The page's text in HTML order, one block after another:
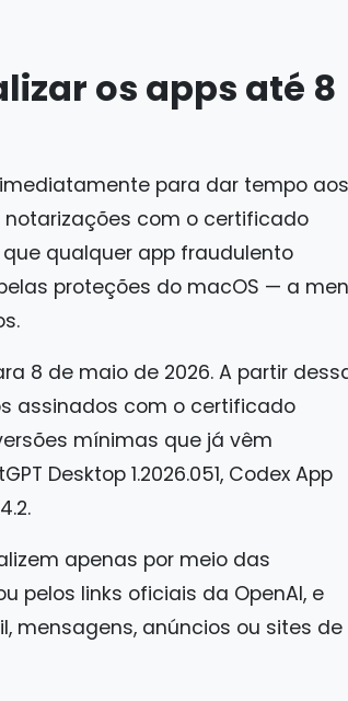
os apps até 8
para dar tempo aos
notarizações com o certificado
qualquer app fraudulento
proteções do macOS — a
8 de maio de 2026. A partir
assinados com o certificado
mínimas que já vêm
Desktop 1.2026.051, Codex App
apenas por meio das
pelos links oficiais da OpenAI, e
mensagens, anúncios ou sites de